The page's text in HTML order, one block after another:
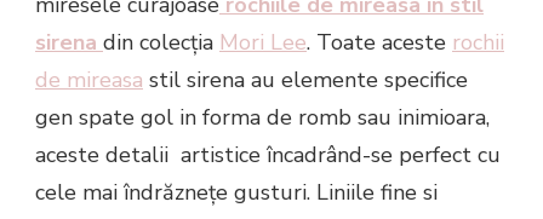
sirena din colecția Mori Lee. Toate aceste rochii
de mireasa stil sirena au elemente specifice
gen spate gol in forma de romb sau inimioara,
aceste detalii artistice încadrând-se perfect cu
cele mai îndrăznețe gusturi. Liniile fine si